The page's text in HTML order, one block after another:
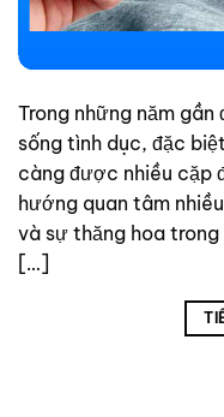
Trong những năm
sống tình dục, đặc
càng được nhiều cặp
hướng quan tâm
và sự thăng hoa
[…]